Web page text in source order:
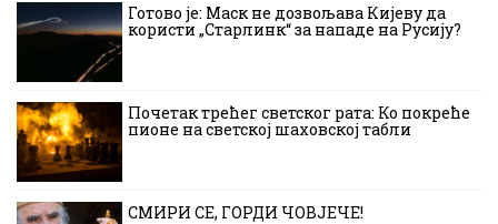
Готово је: Маск не дозвољава Кијеву да
користи „Старлинк“ за нападе на Русију?
Почетак трећег светског рата: Ко покреће
пионе на светској шаховској табли
СМИРИ СЕ, ГОРДИ ЧОВЈЕЧЕ!